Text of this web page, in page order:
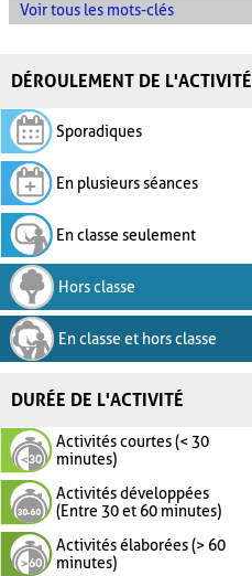
Voir tous les mots-clés
DÉROULEMENT DE L'ACTIVITÉ
Sporadiques
En plusieurs séances
En classe seulement
Hors classe
En classe et hors classe
DURÉE DE L'ACTIVITÉ
Activités courtes (< 30
minutes)
Activités développées
(Entre 30 et 60 minutes)
Activités élaborées (> 60
minutes)